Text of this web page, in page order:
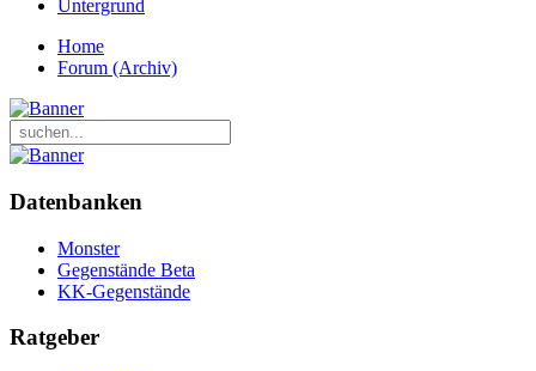
Untergrund
Home
Forum (Archiv)
Datenbanken
Monster
Gegenstände Beta
KK-Gegenstände
Ratgeber